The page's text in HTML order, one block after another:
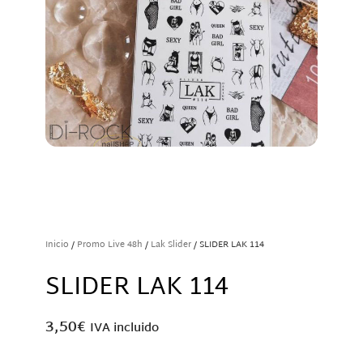
Inicio / Promo Live 48h / Lak Slider/ SLIDER LAK 114
SLIDER LAK 114
3,50€ IVA incluido